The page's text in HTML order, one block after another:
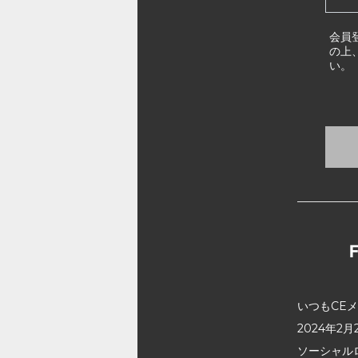
会員
の上
い。
いつもCE
2024年2月
ソーシャ